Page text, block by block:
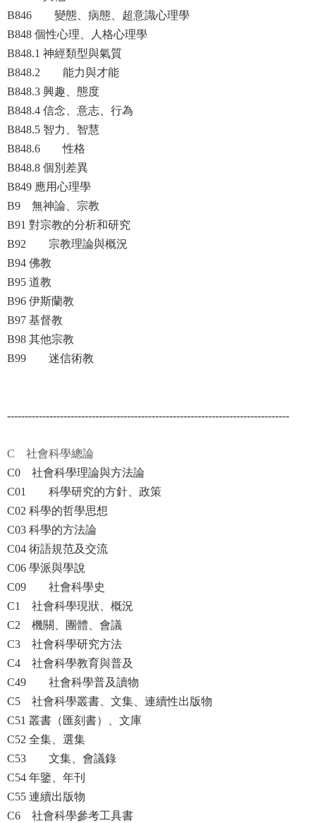
B846 變態、病態、超意識心理學
B848 個性心理、人格心理學
B848.1 神經類型與氣質
B848.2 能力與才能
B848.3 興趣、態度
B848.4 信念、意志、行為
B848.5 智力、智慧
B848.6 性格
B848.8 個別差異
B849 應用心理學
B9 無神論、宗教
B91 對宗教的分析和研究
B92 宗教理論與概況
B94 佛教
B95 道教
B96 伊斯蘭教
B97 基督教
B98 其他宗教
B99 迷信術教
--------------------------------------------------------------------------------
C 社會科學總論
C0 社會科學理論與方法論
C01 科學研究的方針、政策
C02 科學的哲學思想
C03 科學的方法論
C04 術語規范及交流
C06 學派與學說
C09 社會科學史
C1 社會科學現狀、概況
C2 機關、團體、會議
C3 社會科學研究方法
C4 社會科學教育與普及
C49 社會科學普及讀物
C5 社會科學叢書、文集、連續性出版物
C51 叢書（匯刻書）、文庫
C52 全集、選集
C53 文集、會議錄
C54 年鑒、年刊
C55 連續出版物
C6 社會科學參考工具書